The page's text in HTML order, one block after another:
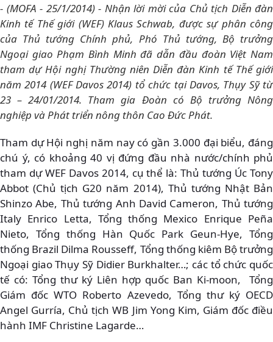
- (MOFA - 25/1/2014) - Nhận lời mời của Chủ tịch Diễn đàn
Kinh tế Thế giới (WEF) Klaus Schwab, được sự phân công
của Thủ tướng Chính phủ, Phó Thủ tướng, Bộ trưởng
Ngoại giao Phạm Bình Minh đã dẫn đầu đoàn Việt Nam
tham dự Hội nghị Thường niên Diễn đàn Kinh tế Thế giới
năm 2014 (WEF Davos 2014) tổ chức tại Davos, Thụy Sỹ từ
23 – 24/01/2014. Tham gia Đoàn có Bộ trưởng Nông
nghiệp và Phát triển nông thôn Cao Đức Phát.
Tham dự Hội nghị năm nay có gần 3.000 đại biểu, đáng
chú ý, có khoảng 40 vị đứng đầu nhà nước/chính phủ
tham dự WEF Davos 2014, cụ thể là: Thủ tướng Úc Tony
Abbot (Chủ tịch G20 năm 2014), Thủ tướng Nhật Bản
Shinzo Abe, Thủ tướng Anh David Cameron, Thủ tướng
Italy Enrico Letta, Tổng thống Mexico Enrique Peña
Nieto, Tổng thống Hàn Quốc Park Geun-Hye, Tổng
thống Brazil Dilma Rousseff, Tổng thống kiêm Bộ trưởng
Ngoại giao Thụy Sỹ Didier Burkhalter…; các tổ chức quốc
tế có: Tổng thư ký Liên hợp quốc Ban Ki-moon, Tổng
Giám đốc WTO Roberto Azevedo, Tổng thư ký OECD
Angel Gurría, Chủ tịch WB Jim Yong Kim, Giám đốc điều
hành IMF Christine Lagarde…